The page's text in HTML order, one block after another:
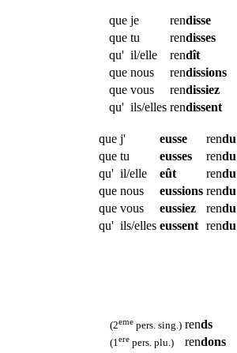
que je rendisse
que tu rendisses
qu' il/elle rendît
que nous rendissions
que vous rendissiez
qu' ils/elles rendissent
que j' eusse rendu
que tu eusses rendu
qu' il/elle eût rendu
que nous eussions rendu
que vous eussiez rendu
qu' ils/elles eussent rendu
(2emepers. sing.) rends
(1erepers. plu.) rendons